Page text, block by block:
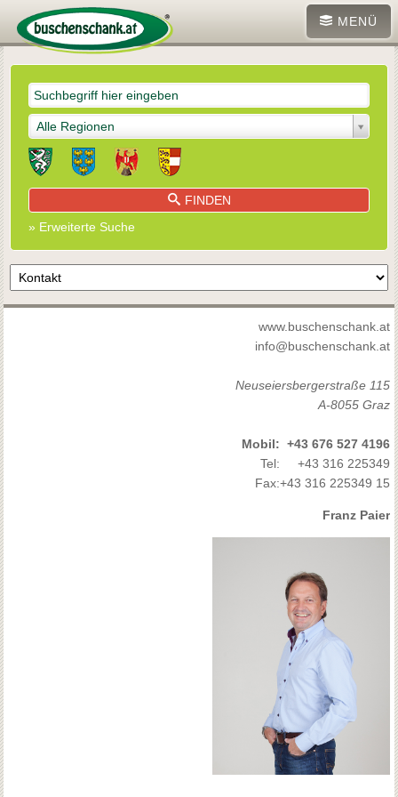
MENÜ
Alle Regionen
FINDEN
» Erweiterte Suche
www.buschenschank.at
info@buschenschank.at
Neuseiersbergerstraße 115
A-8055 Graz
Mobil: +43 676 527 4196
Tel:
+43 316 225349
Fax:+43 316 225349 15
Franz Paier